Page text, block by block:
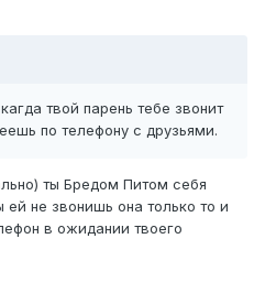
твой парень тебе звонит
по телефону с друзьями.
ты Бредом Питом себя
не звонишь она только то и
в ожидании твоего